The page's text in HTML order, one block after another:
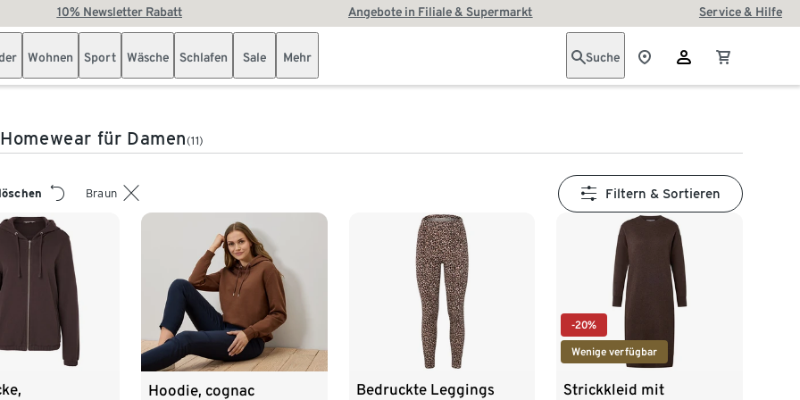
10% Newsletter Rabatt Angebote in Filiale & Supermarkt Service & Hilfe
Wohnen Sport Wäsche Schlafen Sale Mehr Suche
für Damen(11)
Braun Filtern & Sortieren
Hoodie, cognac Bedruckte Leggings
-20%
Wenige verfügbar
Strickkleid mit